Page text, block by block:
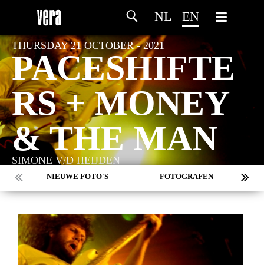
NL EN
THURSDAY 21 OCTOBER - 2021
PACESHIFTE
RS + MONEY
& THE MAN
SIMONE V/D HEIJDEN
NIEUWE FOTO'S FOTOGRAFEN
MARC DE KROSSE
PEER
MISCHA VEENEMA
JEROEN DEKKER